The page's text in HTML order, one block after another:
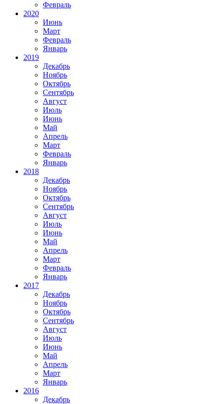
Февраль
2020
Июнь
Март
Февраль
Январь
2019
Декабрь
Ноябрь
Октябрь
Сентябрь
Август
Июль
Июнь
Май
Апрель
Март
Февраль
Январь
2018
Декабрь
Ноябрь
Октябрь
Сентябрь
Август
Июль
Июнь
Май
Апрель
Март
Февраль
Январь
2017
Декабрь
Ноябрь
Октябрь
Сентябрь
Август
Июль
Июнь
Май
Апрель
Март
Январь
2016
Декабрь